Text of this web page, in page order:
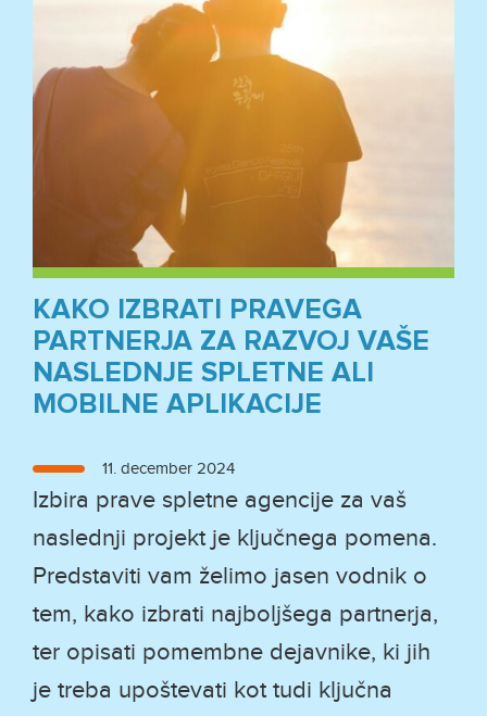
KAKO IZBRATI PRAVEGA
PARTNERJA ZA RAZVOJ VAŠE
NASLEDNJE SPLETNE ALI
MOBILNE APLIKACIJE
Objavljeno
dne
11. december 2024
Izbira prave spletne agencije za vaš
naslednji projekt je ključnega pomena.
Predstaviti vam želimo jasen vodnik o
tem, kako izbrati najboljšega partnerja,
ter opisati pomembne dejavnike, ki jih
je treba upoštevati kot tudi ključna